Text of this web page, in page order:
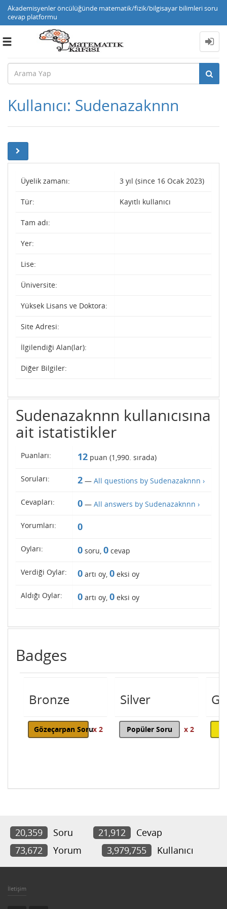
Akademisyenler öncülüğünde matematik/fizik/bilgisayar bilimleri soru
cevap platformu
Toggle
Kullanıcı: Sudenazaknnn
Üyelik zamanı: 3 yıl (since 16 Ocak 2023)
Tür: Kayıtlı kullanıcı
Tam adı:
Yer:
Lise:
Üniversite:
Yüksek Lisans ve Doktora:
Site Adresi:
İlgilendiği Alan(lar):
Diğer Bilgiler:
Sudenazaknnn kullanıcısına
ait istatistikler
Puanları: 12 puan (1,990. sırada)
Soruları: 2 — All questions by Sudenazaknnn ›
Cevapları: 0 — All answers by Sudenazaknnn ›
Yorumları: 0
Oyları: 0 soru, 0 cevap
Verdiği Oylar: 0 artı oy, 0 eksi oy
Aldığı Oylar: 0 artı oy, 0 eksi oy
Badges
Bronze
Gözeçarpan Sorux 2
Silver
Popüler Soru x 2
20,359 Soru 21,912
Cevap
73,672
Yorum 3,979,755 Kullanıcı
İletişim